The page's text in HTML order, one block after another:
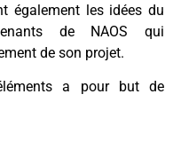
également les idées du
de NAOS qui
de son projet.
a pour but de